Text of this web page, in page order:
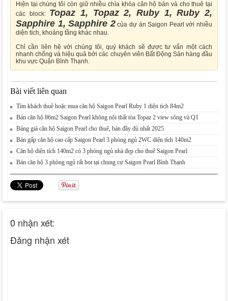
Hiện tại chúng tôi còn giữ nhiều chìa khóa căn hộ bán và cho thuê tại
các block: Topaz 1, Topaz 2, Ruby 1, Ruby 2,
Sapphire 1, Sapphire 2của dự án Saigon Pearl với nhiều
diện tích, khoảng tầng khác nhau.
Chỉ cần liên hệ với chúng tôi, quý khách sẽ được tư vấn một cách
nhanh chống và hiệu quả bởi các chuyên viên Bất Động Sản hàng đầu
khu vực Quận Bình Thạnh.
Bài viết liên quan
Tìm khách thuê hoặc mua căn hộ Saigon Pearl Ruby 1 diện tích 84m2
Bán căn hộ 86m2 Saigon Pearl không nội thất tòa Topaz 2 view sông và Q1
Bảng giá căn hộ Saigon Pearl cho thuê, bán đầy đủ nhất 2025
Bán gấp căn hộ cao cấp Saigon Pearl 3 phòng ngủ 2WC diện tích 140m2
Căn hộ diện tích 140m2 có 3 phòng ngủ nhà đẹp cho thuê Saigon Pearl
Bán căn hộ 3 phòng ngủ rất hot tại chung cư Saigon Pearl Bình Thạnh
0 nhận xét:
Đăng nhận xét